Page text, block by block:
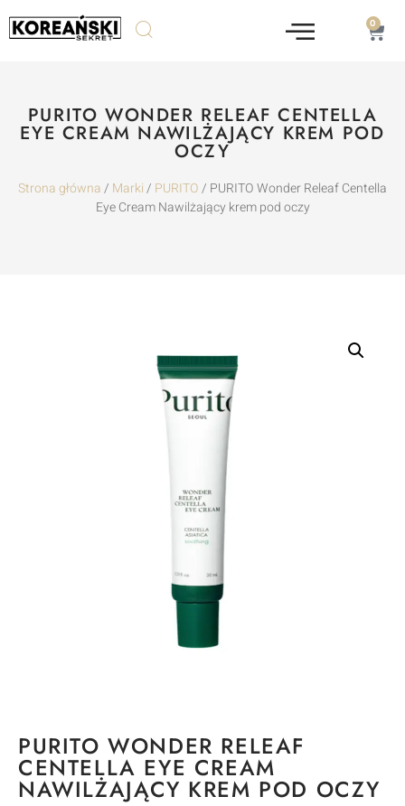
0
PURITO WONDER RELEAF CENTELLA
EYE CREAM NAWILŻAJĄCY KREM POD
OCZY
Strona główna/ Marki/ PURITO/ PURITO Wonder Releaf Centella
Eye Cream Nawilżający krem pod oczy
PURITO WONDER RELEAF
CENTELLA EYE CREAM
NAWILŻAJĄCY KREM POD OCZY